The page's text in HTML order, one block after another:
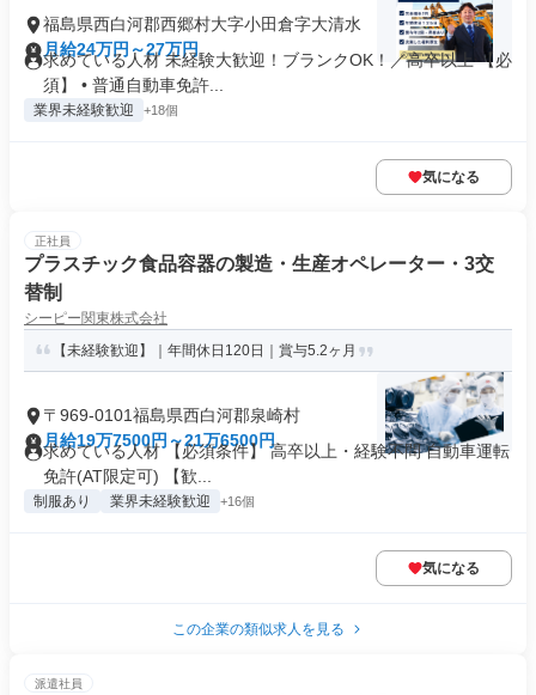
福島県西白河郡西郷村大字小田倉字大清水
月給24万円～27万円
求めている人材 未経験大歓迎！ブランクOK！／高卒以上 【必
須】 • 普通自動車免許...
業界未経験歓迎 +18個
気になる
正社員
プラスチック⾷品容器の製造・生産オペレーター・3交
替制
シーピー関東株式会社
【未経験歓迎】｜年間休日120日｜賞与5.2ヶ月
〒969-0101福島県西白河郡泉崎村
月給19万7500円～21万6500円
求めている人材 【必須条件】 ⾼卒以上・経験不問 ⾃動⾞運転
免許(AT限定可) 【歓...
制服あり 業界未経験歓迎 +16個
気になる
この企業の類似求人を見る
派遣社員